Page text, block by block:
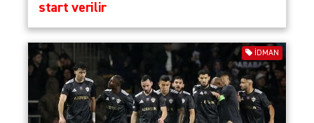
start verilir
İDMAN